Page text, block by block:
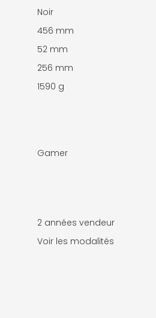
Noir
456 mm
52 mm
256 mm
1590 g
Gamer
2 années vendeur
Voir les modalités